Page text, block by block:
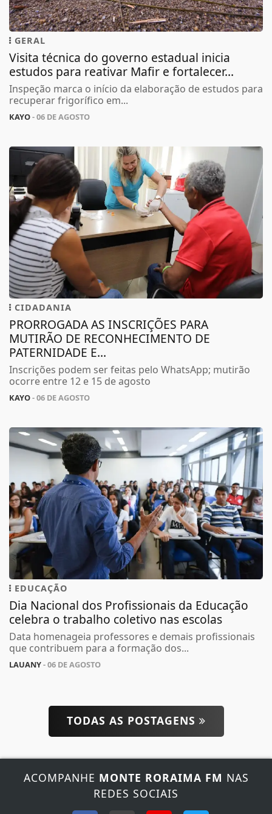
GERAL
Visita técnica do governo estadual inicia
estudos para reativar Mafir e fortalecer...
Inspeção marca o início da elaboração de estudos para
recuperar frigorífico em...
KAYO- 06 DE AGOSTO
CIDADANIA
PRORROGADA AS INSCRIÇÕES PARA
MUTIRÃO DE RECONHECIMENTO DE
PATERNIDADE E...
Inscrições podem ser feitas pelo WhatsApp; mutirão
ocorre entre 12 e 15 de agosto
KAYO- 06 DE AGOSTO
EDUCAÇÃO
Dia Nacional dos Profissionais da Educação
celebra o trabalho coletivo nas escolas
Data homenageia professores e demais profissionais
que contribuem para a formação dos...
LAUANY- 06 DE AGOSTO
TODAS AS POSTAGENS
ACOMPANHE MONTE RORAIMA FM NAS
REDES SOCIAIS
Termos de Uso e Privacidade
experiência de navegação. Ao continuar o acesso,
de Uso e Privacidade.
PARA MAIS INFORMAÇÕES,ACESSE NOSSOS TERMOS
CLICANDO AQUI